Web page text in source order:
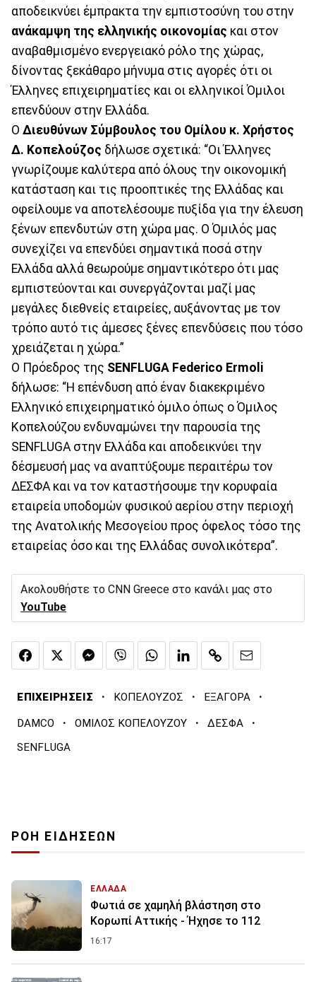
αποδεικνύει έμπρακτα την εμπιστοσύνη του στην
ανάκαμψη της ελληνικής οικονομίας και στον
αναβαθμισμένο ενεργειακό ρόλο της χώρας,
δίνοντας ξεκάθαρο μήνυμα στις αγορές ότι οι
Έλληνες επιχειρηματίες και οι ελληνικοί Όμιλοι
επενδύουν στην Ελλάδα.
Ο Διευθύνων Σύμβουλος του Ομίλου κ. Χρήστος
Δ. Κοπελούζος δήλωσε σχετικά: “Οι Έλληνες
γνωρίζουμε καλύτερα από όλους την οικονομική
κατάσταση και τις προοπτικές της Ελλάδας και
οφείλουμε να αποτελέσουμε πυξίδα για την έλευση
ξένων επενδυτών στη χώρα μας. Ο Όμιλός μας
συνεχίζει να επενδύει σημαντικά ποσά στην
Ελλάδα αλλά θεωρούμε σημαντικότερο ότι μας
εμπιστεύονται και συνεργάζονται μαζί μας
μεγάλες διεθνείς εταιρείες, αυξάνοντας με τον
τρόπο αυτό τις άμεσες ξένες επενδύσεις που τόσο
χρειάζεται η χώρα.”
Ο Πρόεδρος της SENFLUGA Federico Ermoli
δήλωσε: “Η επένδυση από έναν διακεκριμένο
Ελληνικό επιχειρηματικό όμιλο όπως ο Όμιλος
Κοπελούζου ενδυναμώνει την παρουσία της
SENFLUGA στην Ελλάδα και αποδεικνύει την
δέσμευσή μας να αναπτύξουμε περαιτέρω τον
ΔΕΣΦΑ και να τον καταστήσουμε την κορυφαία
εταιρεία υποδομών φυσικού αερίου στην περιοχή
της Ανατολικής Μεσογείου προς όφελος τόσο της
εταιρείας όσο και της Ελλάδας συνολικότερα”.
Ακολουθήστε το CNN Greece στο κανάλι μας στο
YouTube
ΕΠΙΧΕΙΡΗΣΕΙΣ · ΚΟΠΕΛΟΥΖΟΣ · ΕΞΑΓΟΡΑ ·
DAMCO · ΟΜΙΛΟΣ ΚΟΠΕΛΟΥΖΟΥ · ΔΕΣΦΑ ·
SENFLUGA
ΡΟΗ ΕΙΔΗΣΕΩΝ
ΕΛΛΑΔΑ
Φωτιά σε χαμηλή βλάστηση στο
Κορωπί Αττικής - Ήχησε το 112
16:17